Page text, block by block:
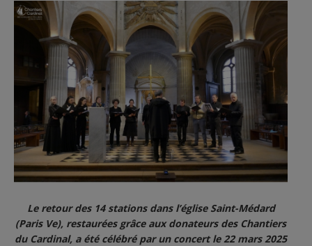
Le retour des 14 stations dans l’église Saint-Médard
(Paris Ve), restaurées grâce aux donateurs des Chantiers
du Cardinal, a été célébré par un concert le 22 mars 2025